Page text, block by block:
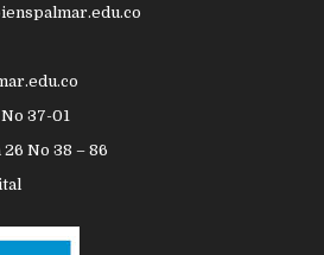
37-01
26 No 38 – 86